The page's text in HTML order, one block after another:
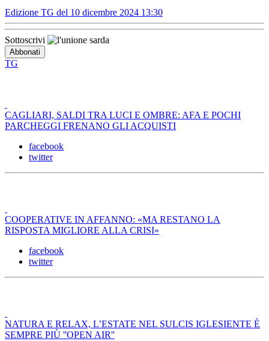
Edizione TG del 10 dicembre 2024 13:30
Sottoscrivi
TG
CAGLIARI, SALDI TRA LUCI E OMBRE: AFA E POCHI
PARCHEGGI FRENANO GLI ACQUISTI
facebook
twitter
COOPERATIVE IN AFFANNO: «MA RESTANO LA
RISPOSTA MIGLIORE ALLA CRISI»
facebook
twitter
NATURA E RELAX, L’ESTATE NEL SULCIS IGLESIENTE È
SEMPRE PIÙ ''OPEN AIR''